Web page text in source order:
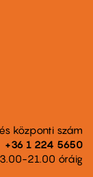
központi szám
+36 1 224 5650
21.00 óráig